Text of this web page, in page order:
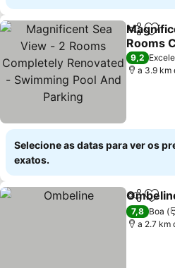
Partilhar
Rooms
Pool
9,2
a 3.9 km
Selecione as datas para ver os
exatos.
Partilhar
7,8 Boa
a 2.7 km